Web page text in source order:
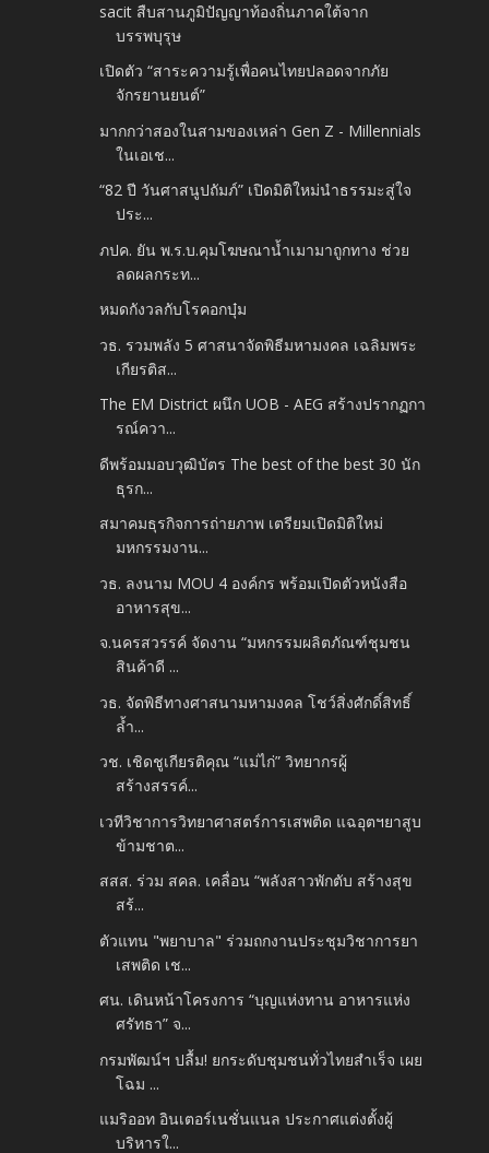
sacit สืบสานภูมิปัญญาท้องถิ่นภาคใต้จาก
บรรพบุรุษ
เปิดตัว “สาระความรู้เพื่อคนไทยปลอดจากภัย
จักรยานยนต์”
มากกว่าสองในสามของเหล่า Gen Z - Millennials
ในเอเช...
“82 ปี วันศาสนูปถัมภ์” เปิดมิติใหม่นำธรรมะสู่ใจ
ประ...
ภปค. ยัน พ.ร.บ.คุมโฆษณาน้ำเมามาถูกทาง ช่วย
ลดผลกระท...
หมดกังวลกับโรคอกบุ๋ม
วธ. รวมพลัง 5 ศาสนาจัดพิธีมหามงคล เฉลิมพระ
เกียรติส...
The EM District ผนึก UOB - AEG สร้างปรากฏกา
รณ์ควา...
ดีพร้อมมอบวุฒิบัตร The best of the best 30 นัก
ธุรก...
สมาคมธุรกิจการถ่ายภาพ เตรียมเปิดมิติใหม่
มหกรรมงาน...
วธ. ลงนาม MOU 4 องค์กร พร้อมเปิดตัวหนังสือ
อาหารสุข...
จ.นครสวรรค์ จัดงาน “มหกรรมผลิตภัณฑ์ชุมชน
สินค้าดี ...
วธ. จัดพิธีทางศาสนามหามงคล โชว์สิ่งศักดิ์สิทธิ์
ล้ำ...
วช. เชิดชูเกียรติคุณ “แม่ไก่” วิทยากรผู้
สร้างสรรค์...
เวทีวิชาการวิทยาศาสตร์การเสพติด แฉอุตฯยาสูบ
ข้ามชาต...
สสส. ร่วม สคล. เคลื่อน “พลังสาวพักตับ สร้างสุข
สร้...
ตัวแทน "พยาบาล" ร่วมถกงานประชุมวิชาการยา
เสพติด เช...
ศน. เดินหน้าโครงการ “บุญแห่งทาน อาหารแห่ง
ศรัทธา” จ...
กรมพัฒน์ฯ ปลื้ม! ยกระดับชุมชนทั่วไทยสำเร็จ เผย
โฉม ...
แมริออท อินเตอร์เนชั่นแนล ประกาศแต่งตั้งผู้
บริหารใ...